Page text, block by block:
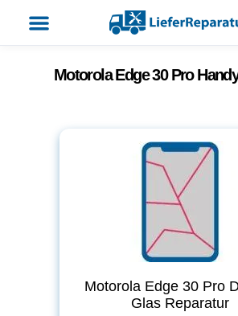
Motorola Edge 30 Pro
Motorola Edge 30 Pro
Glas Reparatur